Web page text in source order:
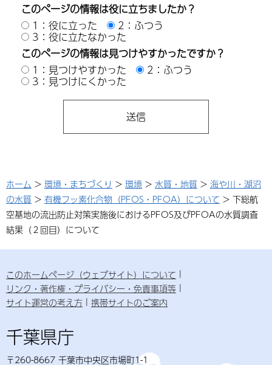
このページの情報は役に立ちましたか？
1：役に立った
2：ふつう
3：役に立たなかった
このページの情報は見つけやすかったですか？
1：見つけやすかった
2：ふつう
3：見つけにくかった
ホーム > 環境・まちづくり > 環境 > 水質・地質 > 海や川・湖沼
の水質 > 有機フッ素化合物（PFOS・PFOA）について > 下総航
空基地の流出防止対策実施後におけるPFOS及びPFOAの水質調査
結果（２回目）について
このホームページ（ウェブサイト）について
リンク・著作権・プライバシー・免責事項等
サイト運営の考え方
携帯サイトのご案内
千葉県庁
〒260-8667 千葉市中央区市場町1-1